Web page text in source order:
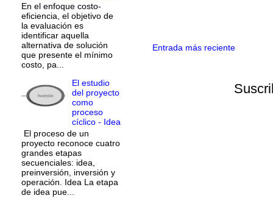
Entrada más reciente
En el enfoque costo-
eficiencia, el objetivo de
la evaluación es
identificar aquella
alternativa de solución
que presente el mínimo
costo, pa...
El estudio
del proyecto
como
proceso
cíclico - Idea
El proceso de un
proyecto reconoce cuatro
grandes etapas
secuenciales: idea,
preinversión, inversión y
operación. Idea La etapa
de idea pue...